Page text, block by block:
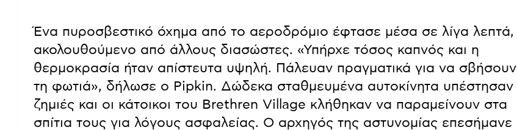
Ένα πυροσβεστικό όχημα από το αεροδρόμιο έφτασε μέσα σε λίγα λεπτά,
ακολουθούμενο από άλλους διασώστες. «Υπήρχε τόσος καπνός και η
θερμοκρασία ήταν απίστευτα υψηλή. Πάλευαν πραγματικά για να σβήσουν
τη φωτιά», δήλωσε ο Pipkin. Δώδεκα σταθμευμένα αυτοκίνητα υπέστησαν
ζημιές και οι κάτοικοι του Brethren Village κλήθηκαν να παραμείνουν στα
σπίτια τους για λόγους ασφαλείας. Ο αρχηγός της αστυνομίας επεσήμανε